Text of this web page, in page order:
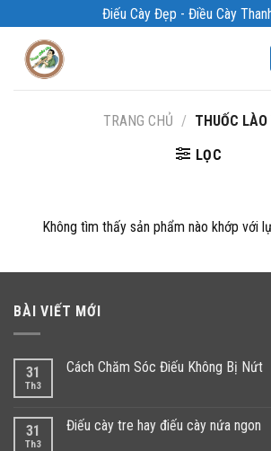
qua
Điếu Cày Đẹp - Điều Cày
TRANG CHỦ / THUỐC LÀO
LỌC
Không tìm thấy sản phẩm nào khớp với
BÀI VIẾT MỚI
31
Th3
Cách Chăm Sóc Điếu Không Bị Nứt
31
Th3
Điếu cày tre hay điếu cày nứa ngon